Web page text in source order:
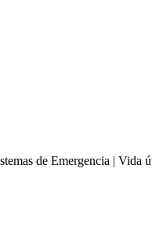
de Emergencia | Vida